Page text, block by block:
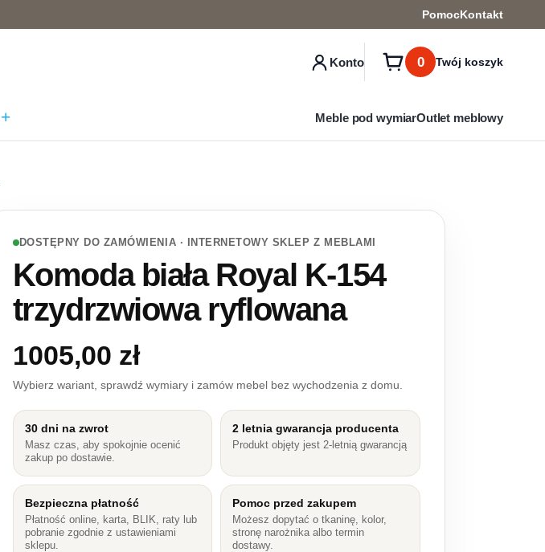
PomocKontakt
Konto 0 Twój koszyk
Meble pod wymiarOutlet meblowy
DOSTĘPNY DO ZAMÓWIENIA · INTERNETOWY SKLEP Z MEBLAMI
Komoda biała Royal K-154
trzydrzwiowa ryflowana
1005,00 zł
Wybierz wariant, sprawdź wymiary i zamów mebel bez wychodzenia z domu.
30 dni na zwrot
Masz czas, aby spokojnie ocenić
zakup po dostawie.
2 letnia gwarancja producenta
Produkt objęty jest 2-letnią gwarancją
Bezpieczna płatność
Płatność online, karta, BLIK, raty lub
pobranie zgodnie z ustawieniami
sklepu.
Pomoc przed zakupem
Możesz dopytać o tkaninę, kolor,
stronę narożnika albo termin
dostawy.